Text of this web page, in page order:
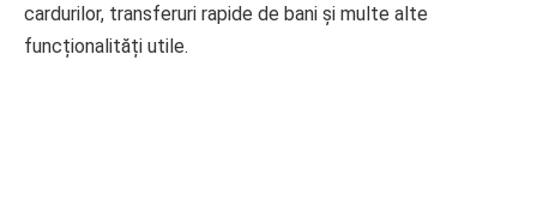
cardurilor, transferuri rapide de bani și multe alte
funcționalități utile.